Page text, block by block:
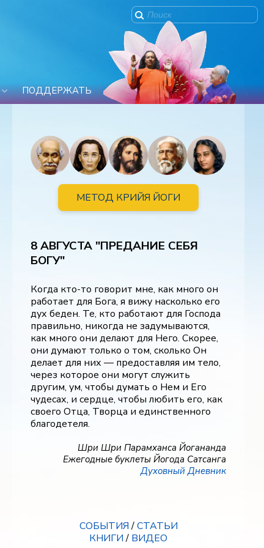
ПОДДЕРЖАТЬ
МЕТОД КРИЙЯ ЙОГИ
8 АВГУСТА "ПРЕДАНИЕ СЕБЯ
БОГУ"
Когда кто-то говорит мне, как много он
работает для Бога, я вижу насколько его
дух беден. Те, кто работают для Господа
правильно, никогда не задумываются,
как много они делают для Него. Скорее,
они думают только о том, сколько Он
делает для них — предоставляя им тело,
через которое они могут служить
другим, ум, чтобы думать о Нем и Его
чудесах, и сердце, чтобы любить его, как
своего Отца, Творца и единственного
благодетеля.
Шри Шри Парамханса Йогананда
Ежегодные буклеты Йогода Сатсанга
Духовный Дневник
СОБЫТИЯ/СТАТЬИ
КНИГИ/ ВИДЕО